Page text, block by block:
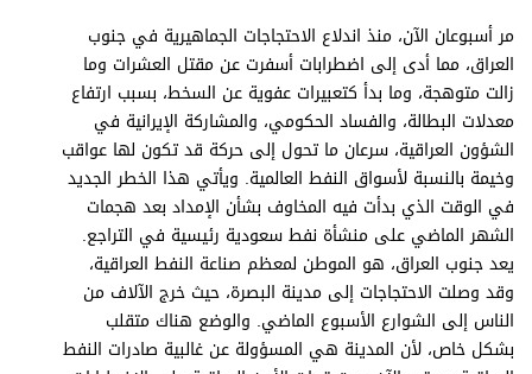
عدد اليوم
مواقيت الصلاة
الأحوال الجوية
مر أسبوعان الآن، منذ اندلاع الاحتجاجات الجماهيرية في جنوب
العراق، مما أدى إلى اضطرابات أسفرت عن مقتل العشرات وما
زالت متوهجة، وما بدأ كتعبيرات عفوية عن السخط، بسبب ارتفاع
معدلات البطالة، والفساد الحكومي، والمشاركة الإيرانية في
الشؤون العراقية، سرعان ما تحول إلى حركة قد تكون لها عواقب
وخيمة بالنسبة لأسواق النفط العالمية. ويأتي هذا الخطر الجديد
في الوقت الذي بدأت فيه المخاوف بشأن الإمداد بعد هجمات
الشهر الماضي على منشأة نفط سعودية رئيسية في التراجع.
يعد جنوب العراق، هو الموطن لمعظم صناعة النفط العراقية،
وقد وصلت الاحتجاجات إلى مدينة البصرة، حيث خرج الآلاف من
الناس إلى الشوارع الأسبوع الماضي. والوضع هناك متقلب
بشكل خاص، لأن المدينة هي المسؤولة عن غالبية صادرات النفط